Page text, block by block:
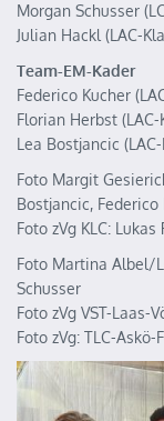
Morgan Schusser
Julian Hackl (LAC-
Team-EM-Kader
Federico Kucher
Florian Herbst
Lea Bostjancic
Foto Margit
Bostjancic,
Foto zVg KLC: Lukas
Foto Martina Albel/
Schusser
Foto zVg VST-Laas-
Foto zVg: TLC-